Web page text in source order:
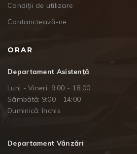
Condiții de utilizare
Contanctează-ne
ORAR
Departament Asistență
Luni - Vineri: 9:00 - 18:00
Sâmbătă: 9:00 - 14:00
Duminică: închis
Departament Vânzări